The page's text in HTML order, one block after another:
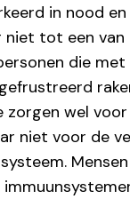
in nood
niet tot een
die
zorgen wel
niet voor de